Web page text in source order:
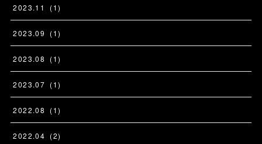
2023.11 (1)
2023.09 (1)
2023.08 (1)
2023.07 (1)
2022.08 (1)
2022.04 (2)